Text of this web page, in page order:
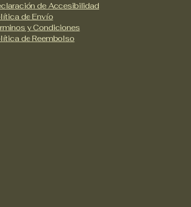
de Accesibilidad
de Envío
y Condiciones
de Reembolso